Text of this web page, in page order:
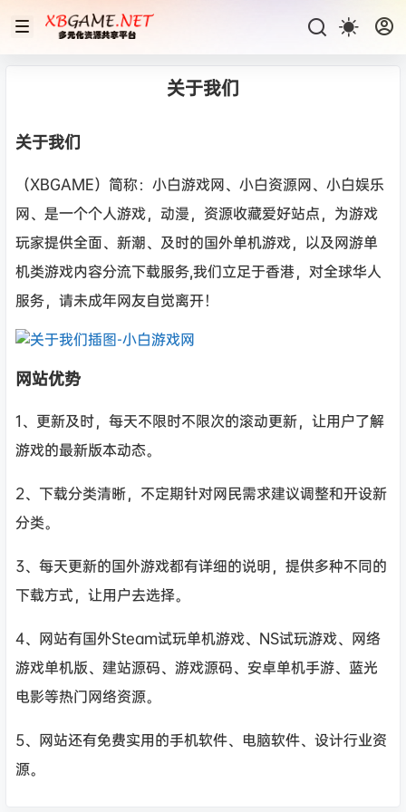
关于我们
关于我们
（XBGAME）简称：小白游戏网、小白资源网、小白娱乐
网、是一个个人游戏，动漫，资源收藏爱好站点，为游戏
玩家提供全面、新潮、及时的国外单机游戏，以及网游单
机类游戏内容分流下载服务,我们立足于香港，对全球华人
服务，请未成年网友自觉离开！
网站优势
1、更新及时，每天不限时不限次的滚动更新，让用户了解
游戏的最新版本动态。
2、下载分类清晰，不定期针对网民需求建议调整和开设新
分类。
3、每天更新的国外游戏都有详细的说明，提供多种不同的
下载方式，让用户去选择。
4、网站有国外Steam试玩单机游戏、NS试玩游戏、网络
游戏单机版、建站源码、游戏源码、安卓单机手游、蓝光
电影等热门网络资源。
5、网站还有免费实用的手机软件、电脑软件、设计行业资
源。